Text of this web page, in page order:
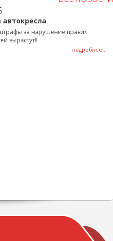
за нарушение правил
вырастут!!
подробнее...